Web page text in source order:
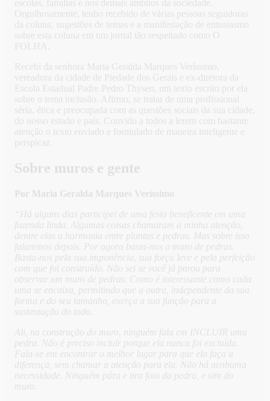
escolas, famílias e nos demais âmbitos da sociedade.
Orgulhosamente, tenho recebido de várias pessoas seguidoras
da coluna, sugestões de temas e a manifestação de entusiasmo
sobre esta coluna em um jornal tão respeitado como O
FOLHA.
Recebi da senhora Maria Geralda Marques Veríssimo,
vereadora da cidade de Piedade dos Gerais e ex-diretora da
Escola Estadual Padre Pedro Thysen, um texto escrito por ela
sobre o tema inclusão. Afirmo, se tratar de uma profissional
séria, ética e preocupada com as questões sociais da sua cidade,
do nosso estado e país. Convido a todos a lerem com bastante
atenção o texto enviado e formulado de maneira inteligente e
perspicaz.
Sobre muros e gente
Por Maria Geralda Marques Veríssimo
“Há alguns dias participei de uma festa beneficente em uma
fazenda linda. Algumas coisas chamaram a minha atenção,
dentre elas a harmonia entre plantas e pedras. Mas sobre isso
falaremos depois. Por agora basta-nos o muro de pedras.
Basta-nos pela sua imponência, sua força leve e pela perfeição
com que foi construído. Não sei se você já parou para
observar um muro de pedras. Como é interessante como cada
uma se encaixa, permitindo que a outra, independente da sua
forma e do seu tamanho, exerça a sua função para a
sustentação do todo.
Ali, na construção do muro, ninguém fala em INCLUIR uma
pedra. Não é preciso incluir porque ela nunca foi excluída.
Fala-se em encontrar o melhor lugar para que ela faça a
diferença, sem chamar a atenção para ela. Não há nenhuma
necessidade. Ninguém pára e tira foto da pedra, e sim do
muro.